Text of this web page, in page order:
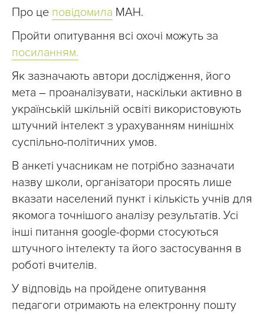
Про це повідомила МАН.
Пройти опитування всі охочі можуть за
посиланням.
Як зазначають автори дослідження, його
мета – проаналізувати, наскільки активно в
українській шкільній освіті використовують
штучний інтелект з урахуванням нинішніх
суспільно-політичних умов.
В анкеті учасникам не потрібно зазначати
назву школи, організатори просять лише
вказати населений пункт і кількість учнів для
якомога точнішого аналізу результатів. Усі
інші питання google-форми стосуються
штучного інтелекту та його застосування в
роботі вчителів.
У відповідь на пройдене опитування
педагоги отримають на електронну пошту